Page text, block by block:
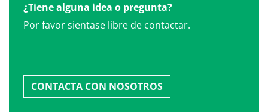
¿Tiene alguna idea o pregunta?
Por favor sientase libre de contactar.
CONTACTA CON NOSOTROS